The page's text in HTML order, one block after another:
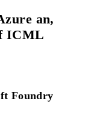
an,
ICML
Foundry